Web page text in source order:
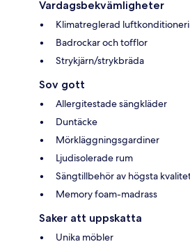
Vardagsbekvämligheter
Klimatreglerad
Badrockar och tofflor
Strykjärn/strykbräda
Sov gott
Allergitestade sängkläder
Duntäcke
Mörkläggningsgardiner
Ljudisolerade rum
Sängtillbehör av högsta
Memory foam-madrass
Saker att uppskatta
Unika möbler